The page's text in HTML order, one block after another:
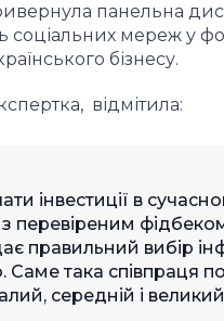
панельна
мереж у
бізнесу.
відмітила:
інвестиції в
перевіреним
правильний вибір
Саме така співпраця
середній і